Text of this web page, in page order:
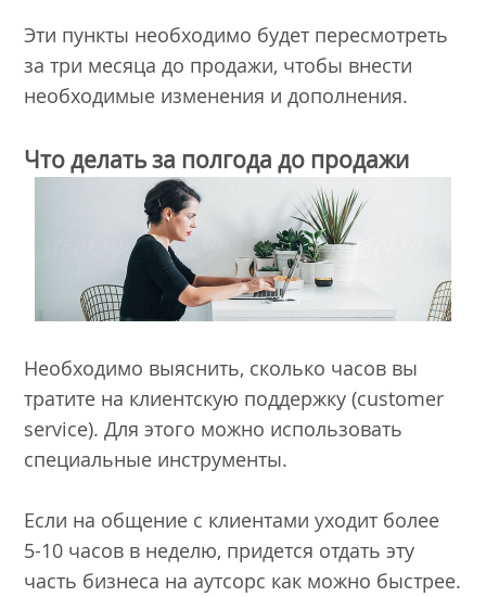
Эти пункты необходимо будет пересмотреть
за три месяца до продажи, чтобы внести
необходимые изменения и дополнения.
Что делать за полгода до продажи
Необходимо выяснить, сколько часов вы
тратите на клиентскую поддержку (customer
service). Для этого можно использовать
специальные инструменты.
Если на общение с клиентами уходит более
5-10 часов в неделю, придется отдать эту
часть бизнеса на аутсорс как можно быстрее.